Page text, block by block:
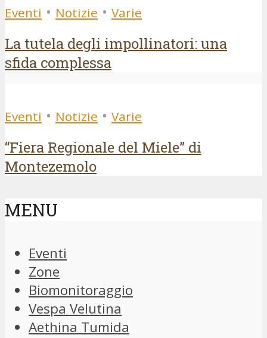
Eventi • Notizie • Varie
La tutela degli impollinatori: una
sfida complessa
Eventi • Notizie • Varie
“Fiera Regionale del Miele” di
Montezemolo
MENU
Eventi
Zone
Biomonitoraggio
Vespa Velutina
Aethina Tumida